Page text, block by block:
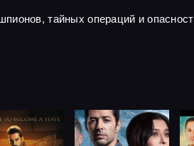
тайных операций и